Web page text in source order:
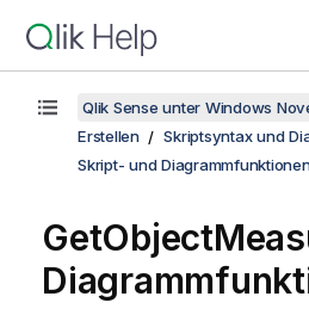
Qlik Sense unter Windows
Erstellen
Skriptsyntax und
Skript- und